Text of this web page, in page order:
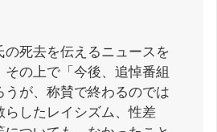
の死去を伝えるニュースを
その上で「今後、追悼番組
うが、称賛で終わるのでは
らしたレイシズム、性差